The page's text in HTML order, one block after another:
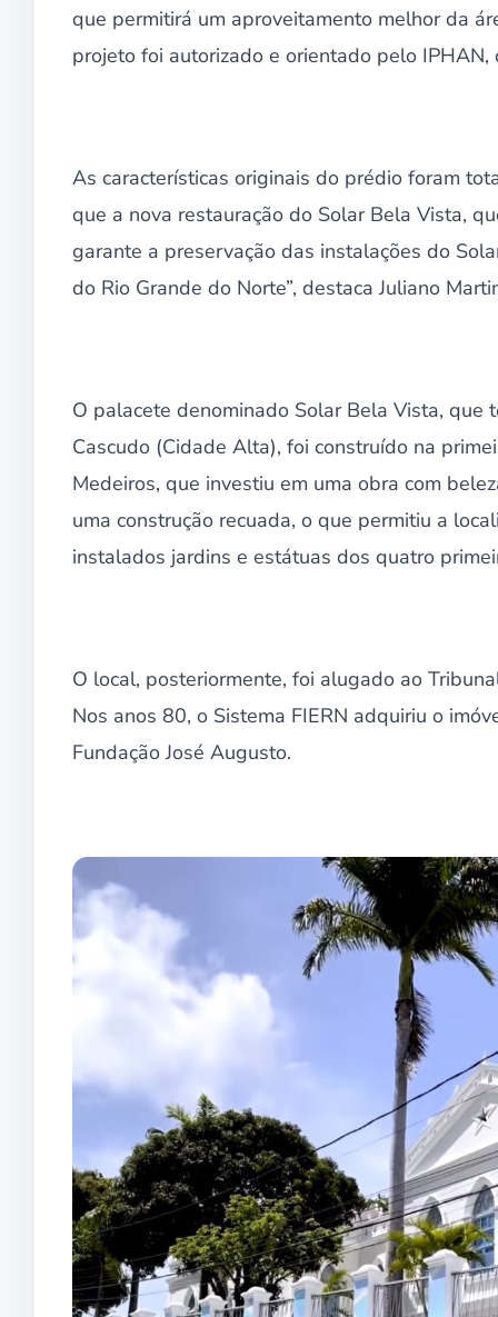
que permitirá um aproveitamento melhor da
projeto foi autorizado e orientado pelo
As características originais do prédio foram
que a nova restauração do Solar Bela Vista,
garante a preservação das instalações do
do Rio Grande do Norte”, destaca Juliano
O palacete denominado Solar Bela Vista, que
Cascudo (Cidade Alta), foi construído na
Medeiros, que investiu em uma obra com
uma construção recuada, o que permitiu a
instalados jardins e estátuas dos quatro
O local, posteriormente, foi alugado ao
Nos anos 80, o Sistema FIERN adquiriu o
Fundação José Augusto.